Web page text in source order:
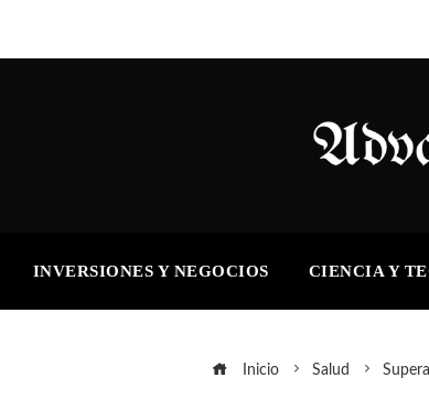
INVERSIONES Y NEGOCIOS CIENCIA Y
Inicio Salud